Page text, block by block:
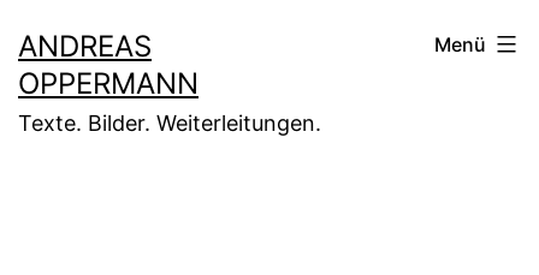
Inhalt
springen
ANDREAS
OPPERMANN
Texte. Bilder. Weiterleitungen.
Menü